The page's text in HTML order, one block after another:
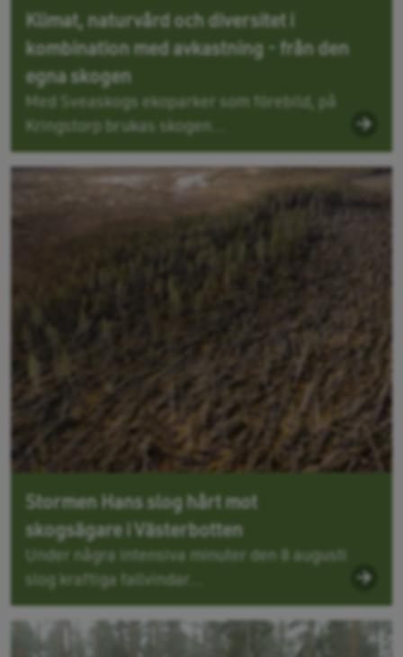
Klimat, naturvård och diversitet i
kombination med avkastning - från den
egna skogen
Med Sveaskogs ekoparker som förebild, på
Kringstorp brukas skogen...
Stormen Hans slog hårt mot
skogsägare i Västerbotten
Under några intensiva minuter den 8 augusti
slog kraftiga fallvindar...